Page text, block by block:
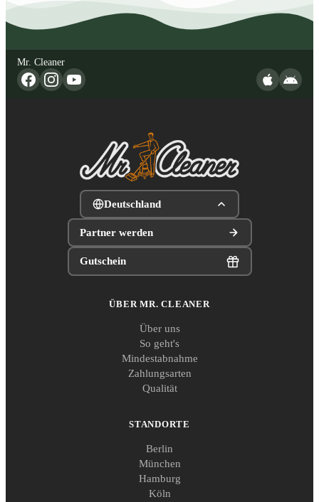
Mr. Cleaner
Deutschland
Partner werden
Gutschein
ÜBER MR. CLEANER
Über uns
So geht's
Mindestabnahme
Zahlungsarten
Qualität
STANDORTE
Berlin
München
Hamburg
Köln